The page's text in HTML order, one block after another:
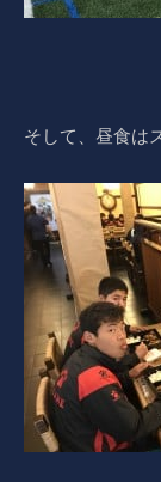
そして、昼食は